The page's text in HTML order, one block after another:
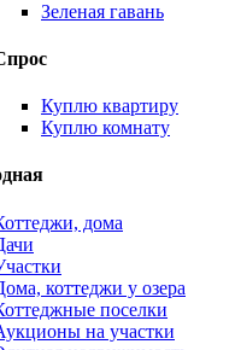
Зеленая гавань
Куплю квартиру
Куплю комнату
дома
коттеджи у озера
поселки
на участки